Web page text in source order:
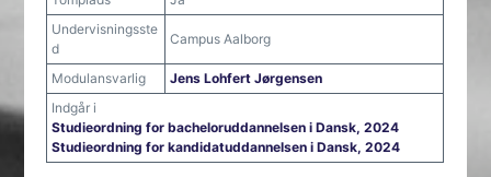
Undervisningsste
d
Campus Aalborg
Modulansvarlig
Jens Lohfert Jørgensen
Indgår i
Studieordning for bacheloruddannelsen i Dansk, 2024
Studieordning for kandidatuddannelsen i Dansk, 2024